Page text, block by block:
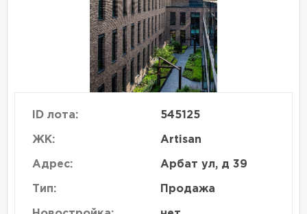
ID лота: 545125
ЖК: Artisan
Адрес: Арбат ул, д 39
Тип: Продажа